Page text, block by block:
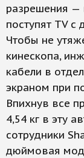
разрешения
поступят TV
Чтобы не
кинескопа,
кабели в
экраном при
Впихнув все
4,54 кг в эту
сотрудники
дюймовая